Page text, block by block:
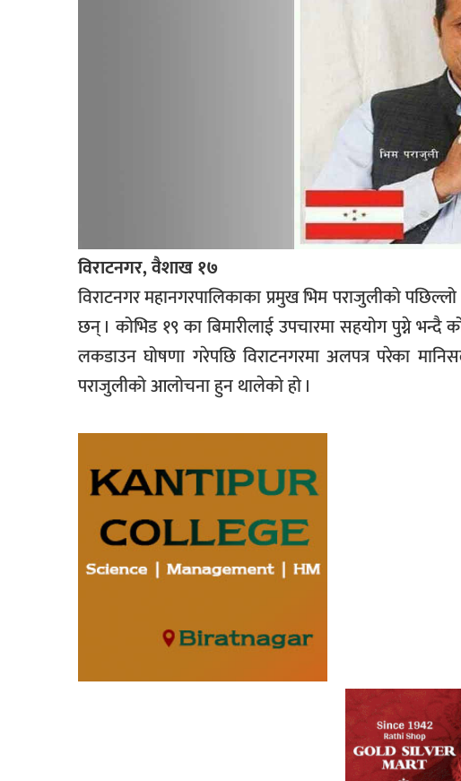
विराटनगर, वैशाख १७
विराटनगर महानगरपालिकाका प्रमुख भिम पराजुलीको
छन् । कोभिड १९ का बिमारीलाई उपचारमा सहयोग पुग्ने भन्दै
लकडाउन घोषणा गरेपछि विराटनगरमा अलपत्र परेका
पराजुलीको आलोचना हुन थालेको हो ।